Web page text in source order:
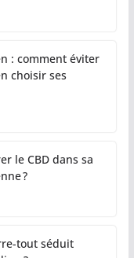
: comment éviter
choisir ses
le CBD dans sa
?
tout séduit